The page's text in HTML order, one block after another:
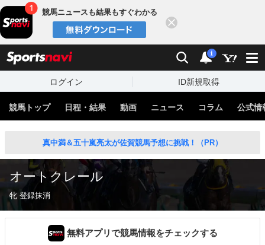
競馬ニュースも結果もすぐわかる
検索 通知
i
ログイン ID新規取得
競馬トップ 日程・結果 動画 ニュース コラム 公式情
真中満＆五十嵐亮太が佐賀競馬予想に挑戦！（PR）
オートクレール
牝 登録抹消
無料アプリで競馬情報をチェックする